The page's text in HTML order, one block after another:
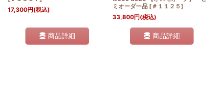
17,300円(税込)
商品詳細
ミオーダー品 [ ＃１１２５]
33,800円(税込)
商品詳細